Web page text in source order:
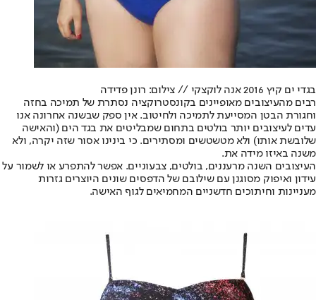
בגדי ים קיץ 2016 אנה לוקצקי // צילום: רונן פדידה
רבים מהעיצובים מאופיינים בקונסטרוקציה נסתרת של תמיכה בחזה
וחגורת הבטן המסייעת לתמיכה ולחיטוב. אין ספק שבשנה אחרונה אנו
עדים לעיצובים יותר בולטים בתחום שמבליטים את בגד הים (והאישה
שלובשת אותו) ולא מטשטשים ומסתירים. כי בינינו אסור שזה יקרה, ולא
משנה באיזו מידה את.
העיצובים השנה מרעננים, בולטים, צבעוניים. אפשר להתפרע או לשמור על
עידון ואיפוק מסוגנן עם שילובם של הדפסים שונים היוצרים גזרות
מעניינות וחיתוכים חדשניים המחמיאים לגוף האישה.